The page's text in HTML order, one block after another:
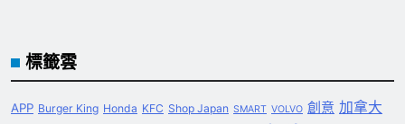
標籤雲
APP Burger King Honda KFC Shop Japan SMART VOLVO 創意 加拿大